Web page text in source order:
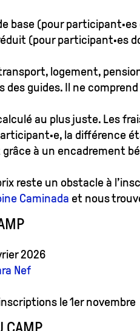
base (pour participant·es
(pour participant·es
logement,
des guides. Il ne
au plus juste. Les
la différence
à un encadrement
reste un obstacle à
Caminada et nous
2026
Nef
le 1er novembre